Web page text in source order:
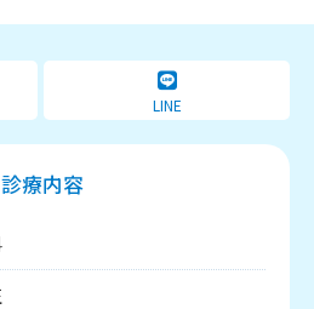
LINE
診療内容